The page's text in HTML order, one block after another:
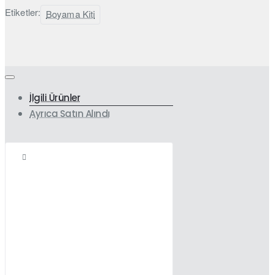
Etiketler: Boyama Kiti
İlgili Ürünler
Ayrıca Satın Alındı